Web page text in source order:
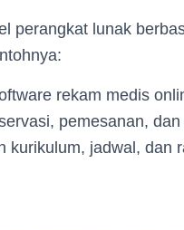
perangkat lunak
rekam medis
pemesanan,
kurikulum, jadwal, dan